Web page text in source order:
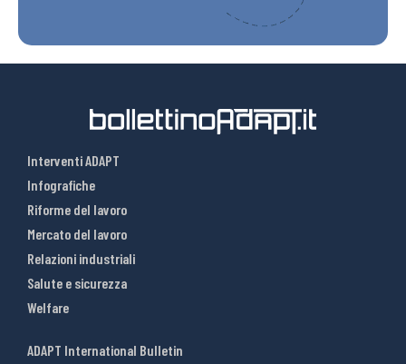
Interventi ADAPT
Infografiche
Riforme del lavoro
Mercato del lavoro
Relazioni industriali
Salute e sicurezza
Welfare
ADAPT International Bulletin